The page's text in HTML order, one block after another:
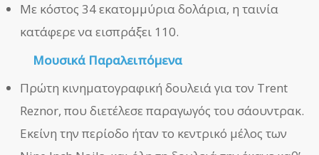
Με κόστος 34 εκατομμύρια δολάρια, η ταινία
κατάφερε να εισπράξει 110.
Μουσικά Παραλειπόμενα
Πρώτη κινηματογραφική δουλειά για τον Trent
Reznor, που διετέλεσε παραγωγός του σάουντρακ.
Εκείνη την περίοδο ήταν το κεντρικό μέλος των